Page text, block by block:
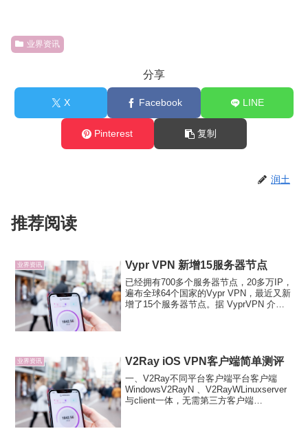
业界资讯
分享
X Facebook LINE
Pinterest 复制
润土
推荐阅读
业界资讯 Vypr VPN 新增15服务器节点
已经拥有700多个服务器节点，20多万IP，
遍布全球64个国家的Vypr VPN，最近又新
增了15个服务器节点。据 VyprVPN 介
业界资讯 V2Ray iOS VPN客户端简单测评
一、V2Ray不同平台客户端平台客户端
WindowsV2RayN 、V2RayWLinuxserver
与client一体，无需第三方客户端